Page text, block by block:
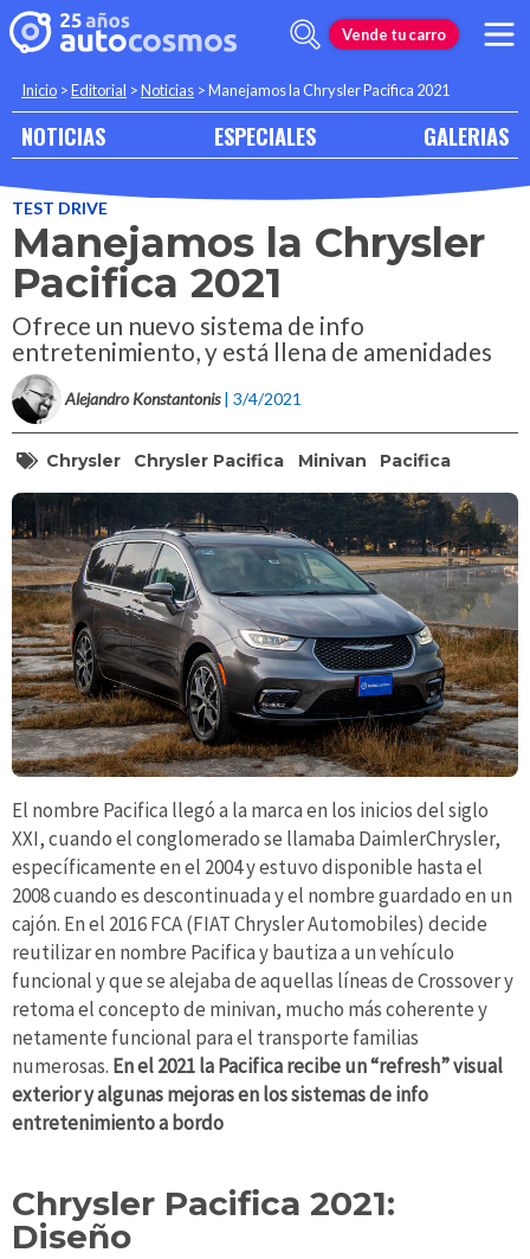
Vende tu carro
Inicio >Editorial >Noticias >Manejamos la Chrysler Pacifica 2021
NOTICIAS ESPECIALES GALERIAS
TEST DRIVE
Manejamos la Chrysler
Pacifica 2021
Ofrece un nuevo sistema de info
entretenimiento, y está llena de amenidades
Alejandro Konstantonis | 3/4/2021
Chrysler Chrysler Pacifica Minivan Pacifica
El nombre Pacifica llegó a la marca en los inicios del siglo
XXI, cuando el conglomerado se llamaba DaimlerChrysler,
específicamente en el 2004 y estuvo disponible hasta el
2008 cuando es descontinuada y el nombre guardado en un
cajón. En el 2016 FCA (FIAT Chrysler Automobiles) decide
reutilizar en nombre Pacifica y bautiza a un vehículo
funcional y que se alejaba de aquellas líneas de Crossover y
retoma el concepto de minivan, mucho más coherente y
netamente funcional para el transporte familias
numerosas. En el 2021 la Pacifica recibe un “refresh” visual
exterior y algunas mejoras en los sistemas de info
entretenimiento a bordo
Chrysler Pacifica 2021:
Diseño